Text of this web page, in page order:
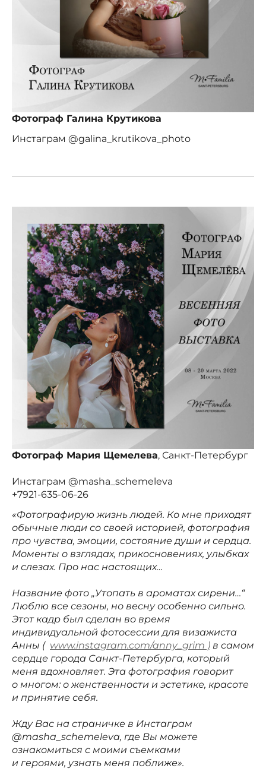
Фотограф Галина Крутикова
Инстаграм @galina_krutikova_photo
Фотограф Мария Щемелева, Санкт-Петербург
Инстаграм @masha_schemeleva
+7921-635-06-26
«Фотографирую жизнь людей. Ко мне приходят
обычные люди со своей историей, фотография
про чувства, эмоции, состояние души и сердца.
Моменты о взглядах, прикосновениях, улыбках
и слезах. Про нас настоящих…
Название фото „Утопать в ароматах сирени…“
Люблю все сезоны, но весну особенно сильно.
Этот кадр был сделан во время
индивидуальной фотосессии для визажиста
Анны ( www.instagram.com/anny_grim ) в самом
сердце города Санкт-Петербурга, который
меня вдохновляет. Эта фотография говорит
о многом: о женственности и эстетике, красоте
и принятие себя.
Жду Вас на страничке в Инстаграм
@masha_schemeleva, где Вы можете
ознакомиться с моими съемками
и героями, узнать меня поближе».